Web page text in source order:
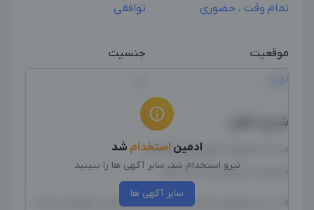
تمام وقت ، حضوری
توافقی
موقعیت
تهران
جنسیت
شرح شغل
ما یه مجموعه خودرویی هستیم
محدوده شریعتی ابتدای ظفر
ما در جستجوی شخصی هستیم که ادمین سوشال باشه
ادمین استخدام شد
نیرو استخدام شد، سایر آگهی ها را ببینید
سایر آگهی ها